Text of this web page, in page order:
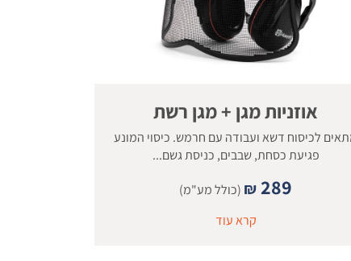
אוזניות מגן + מגן רשת
לכיסוח דשא ועבודה עם חרמש. כיסוי המונע
פגיעת כסחת, שבבים, כניסת גשם...
₪ 289
(כולל מע"מ)
קרא עוד